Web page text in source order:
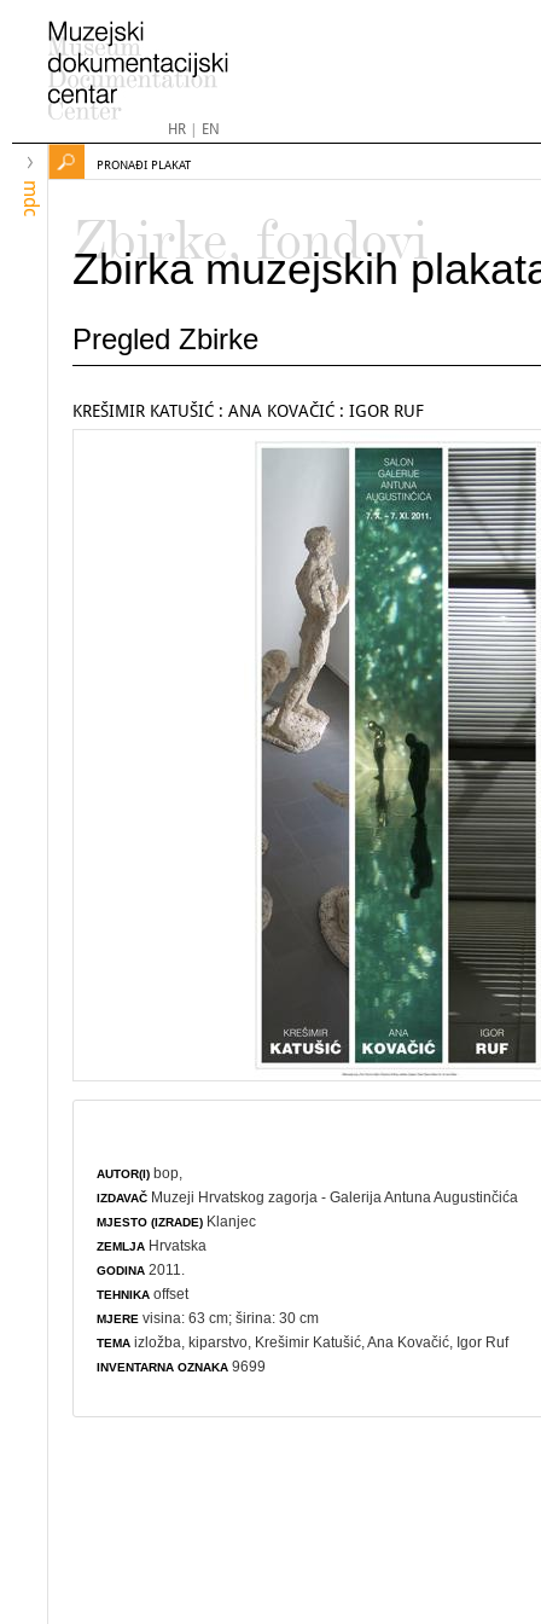
HR| EN
mdc
PRONAĐI PLAKAT
Zbirke, fondovi
Zbirka muzejskih
Pregled Zbirke
KREŠIMIR KATUŠIĆ : ANA KOVAČIĆ : IGOR RUF
AUTOR(I) bop,
IZDAVAČ Muzeji Hrvatskog zagorja - Galerija Antuna Augustinčića
MJESTO (IZRADE) Klanjec
ZEMLJA Hrvatska
GODINA 2011.
TEHNIKA offset
MJERE visina: 63 cm; širina: 30 cm
TEMA izložba ,kiparstvo , Krešimir Katušić, Ana Kovačić, Igor Ruf
INVENTARNA OZNAKA 9699